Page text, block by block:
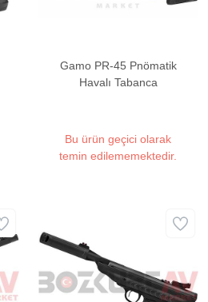
Gamo PR-45 Pnömatik
Havalı Tabanca
Bu ürün geçici olarak
temin edilememektedir.